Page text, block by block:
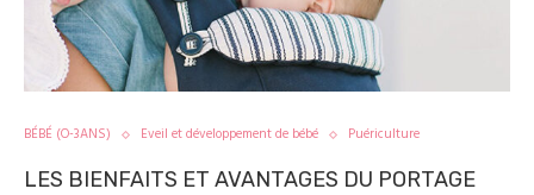
BÉBÉ (O-3ANS) Eveil et développement de bébé Puériculture
LES BIENFAITS ET AVANTAGES DU PORTAGE